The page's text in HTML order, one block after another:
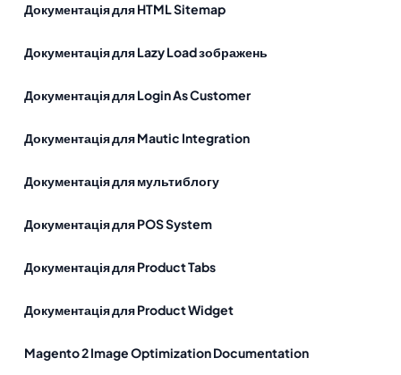
Документація для HTML Sitemap
Документація для Lazy Load зображень
Документація для Login As Customer
Документація для Mautic Integration
Документація для мультиблогу
Документація для POS System
Документація для Product Tabs
Документація для Product Widget
Magento 2 Image Optimization Documentation